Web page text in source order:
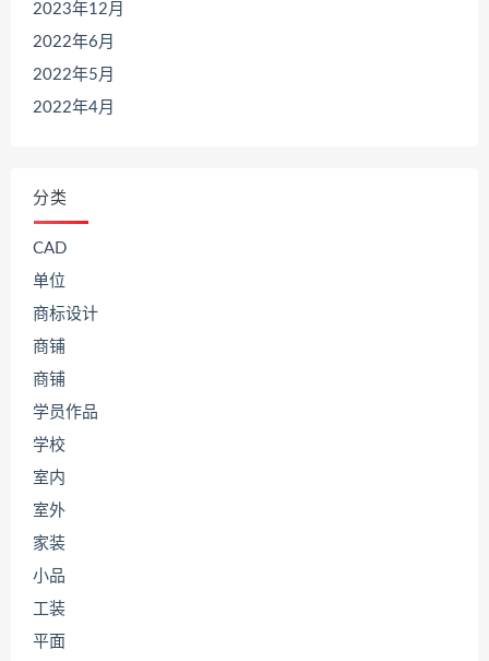
2023年12月
2022年6月
2022年5月
2022年4月
分类
CAD
单位
商标设计
商铺
商铺
学员作品
学校
室内
室外
家装
小品
工装
平面